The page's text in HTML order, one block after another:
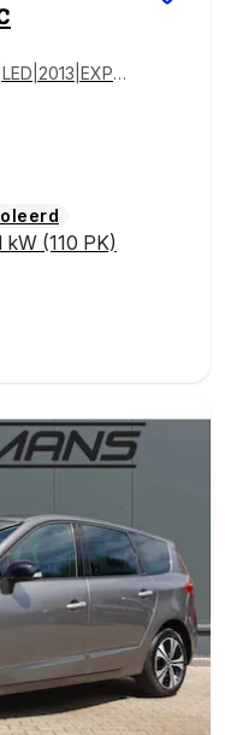
kW (110 PK)